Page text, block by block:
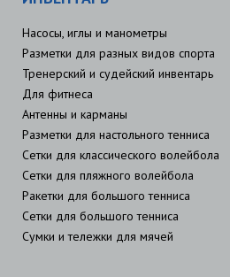
Насосы, иглы и манометры
Разметки для разных видов спорта
Тренерский и судейский инвентарь
Для фитнеса
Антенны и карманы
Разметки для настольного тенниса
Сетки для классического волейбола
Сетки для пляжного волейбола
Ракетки для большого тенниса
Сетки для большого тенниса
Сумки и тележки для мячей